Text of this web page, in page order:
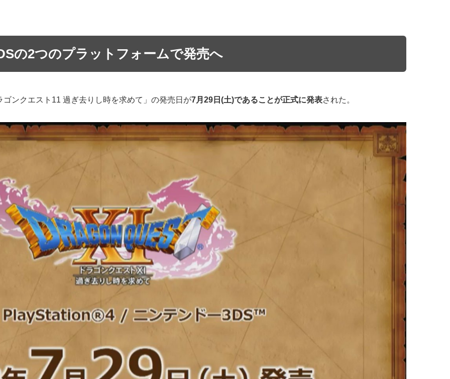
の2つのプラットフォームで発売へ
ンクエスト11 過ぎ去りし時を求めて」の発売日が7月29日(土)であることが正式に発表された。